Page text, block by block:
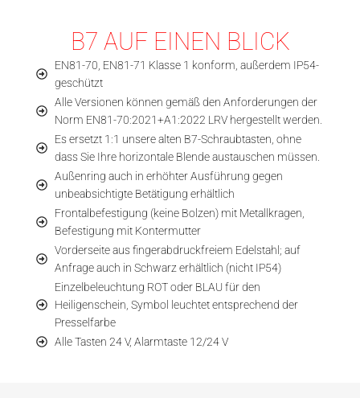
B7 AUF EINEN BLICK
EN81-70, EN81-71 Klasse 1 konform, außerdem IP54-
geschützt
Alle Versionen können gemäß den Anforderungen der
Norm EN81-70:2021+A1:2022 LRV hergestellt werden.
Es ersetzt 1:1 unsere alten B7-Schraubtasten, ohne
dass Sie Ihre horizontale Blende austauschen müssen.
Außenring auch in erhöhter Ausführung gegen
unbeabsichtigte Betätigung erhältlich
Frontalbefestigung (keine Bolzen) mit Metallkragen,
Befestigung mit Kontermutter
Vorderseite aus fingerabdruckfreiem Edelstahl; auf
Anfrage auch in Schwarz erhältlich (nicht IP54)
Einzelbeleuchtung ROT oder BLAU für den
Heiligenschein, Symbol leuchtet entsprechend der
Presselfarbe
Alle Tasten 24 V, Alarmtaste 12/24 V